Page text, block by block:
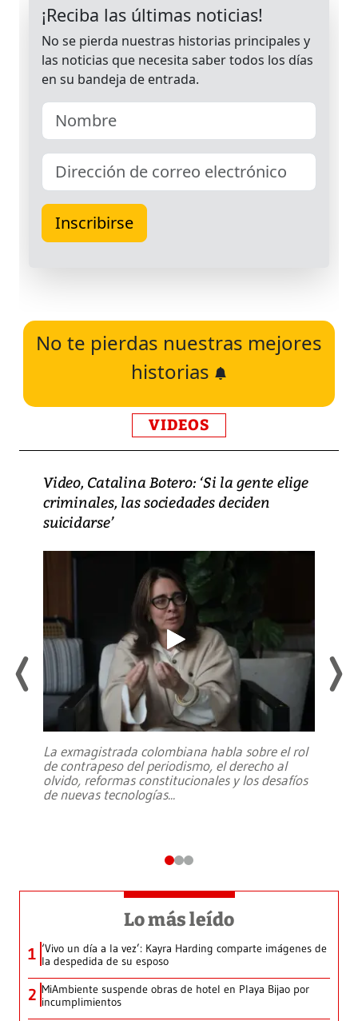
No te pierdas nuestras mejores
historias
VIDEOS
Video, Catalina Botero: ‘Si la gente elige
criminales, las sociedades deciden
suicidarse’
La exmagistrada colombiana habla sobre el rol
de contrapeso del periodismo, el derecho al
olvido, reformas constitucionales y los desafíos
de nuevas tecnologías...
Lo más leído
1 ‘Vivo un día a la vez’: Kayra Harding comparte imágenes de
la despedida de su esposo
2 MiAmbiente suspende obras de hotel en Playa Bijao por
incumplimientos